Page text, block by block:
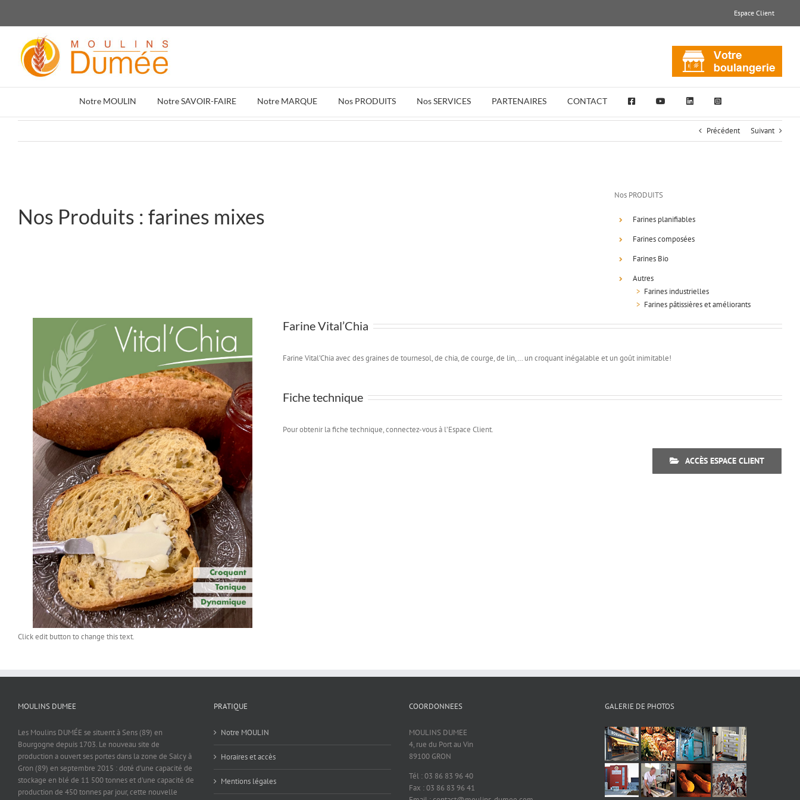
contenu
Espace Client
Notre MOULIN Notre SAVOIR-FAIRE Notre MARQUE Nos PRODUITS Nos SERVICES PARTENAIRES CONTACT
Précédent Suivant
Nos Produits : farines mixes
Nos PRODUITS
Farines planifiables
Farines composées
Farines Bio
Autres
> Farines industrielles
> Farines pâtissières et améliorants
Farine Vital’Chia
Farine Vital’Chia avec des graines de tournesol, de chia, de courge, de lin,… un croquant inégalable et un goût inimitable!
Fiche technique
Pour obtenir la fiche technique, connectez-vous à l’Espace Client.
ACCÈS ESPACE CLIENT
Click edit button to change this text.
MOULINS DUMEE
Les Moulins DUMÉE se situent à Sens (89) en
Bourgogne depuis 1703. Le nouveau site de
production a ouvert ses portes dans la zone de Salcy à
Gron (89) en septembre 2015 : doté d'une capacité de
stockage en blé de 11 500 tonnes et d'une capacité de
production de 450 tonnes par jour, cette nouvelle
PRATIQUE
Notre MOULIN
Horaires et accès
Mentions légales
COORDONNEES
MOULINS DUMEE
4, rue du Port au Vin
89100 GRON
Tél : 03 86 83 96 40
Fax : 03 86 83 96 41
GALERIE DE PHOTOS